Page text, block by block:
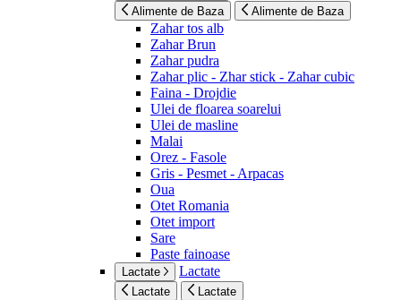
Alimente de Baza Alimente de Baza
Zahar tos alb
Zahar Brun
Zahar pudra
Zahar plic - Zhar stick - Zahar cubic
Faina - Drojdie
Ulei de floarea soarelui
Ulei de masline
Malai
Orez - Fasole
Gris - Pesmet - Arpacas
Oua
Otet Romania
Otet import
Sare
Paste fainoase
Lactate Lactate
Lactate Lactate